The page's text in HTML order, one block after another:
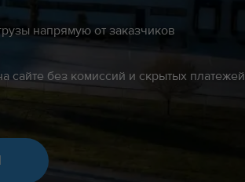
напрямую от заказчиков
сайте без комиссий и скрытых платежей